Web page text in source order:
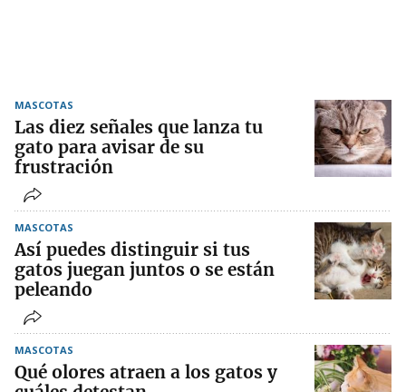
MASCOTAS
Las diez señales que lanza tu
gato para avisar de su
frustración
MASCOTAS
Así puedes distinguir si tus
gatos juegan juntos o se están
peleando
MASCOTAS
Qué olores atraen a los gatos y